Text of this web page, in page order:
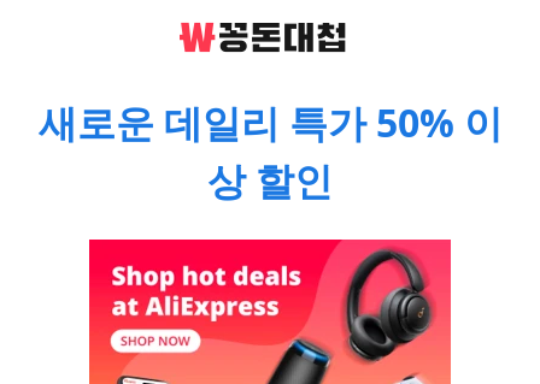
새로운 데일리 특가 50% 이
상 할인